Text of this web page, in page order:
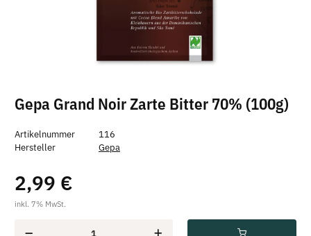
Gepa Grand Noir Zarte Bitter 70% (100g)
Artikelnummer
116
Hersteller
Gepa
2,99 €
inkl. 7% MwSt.